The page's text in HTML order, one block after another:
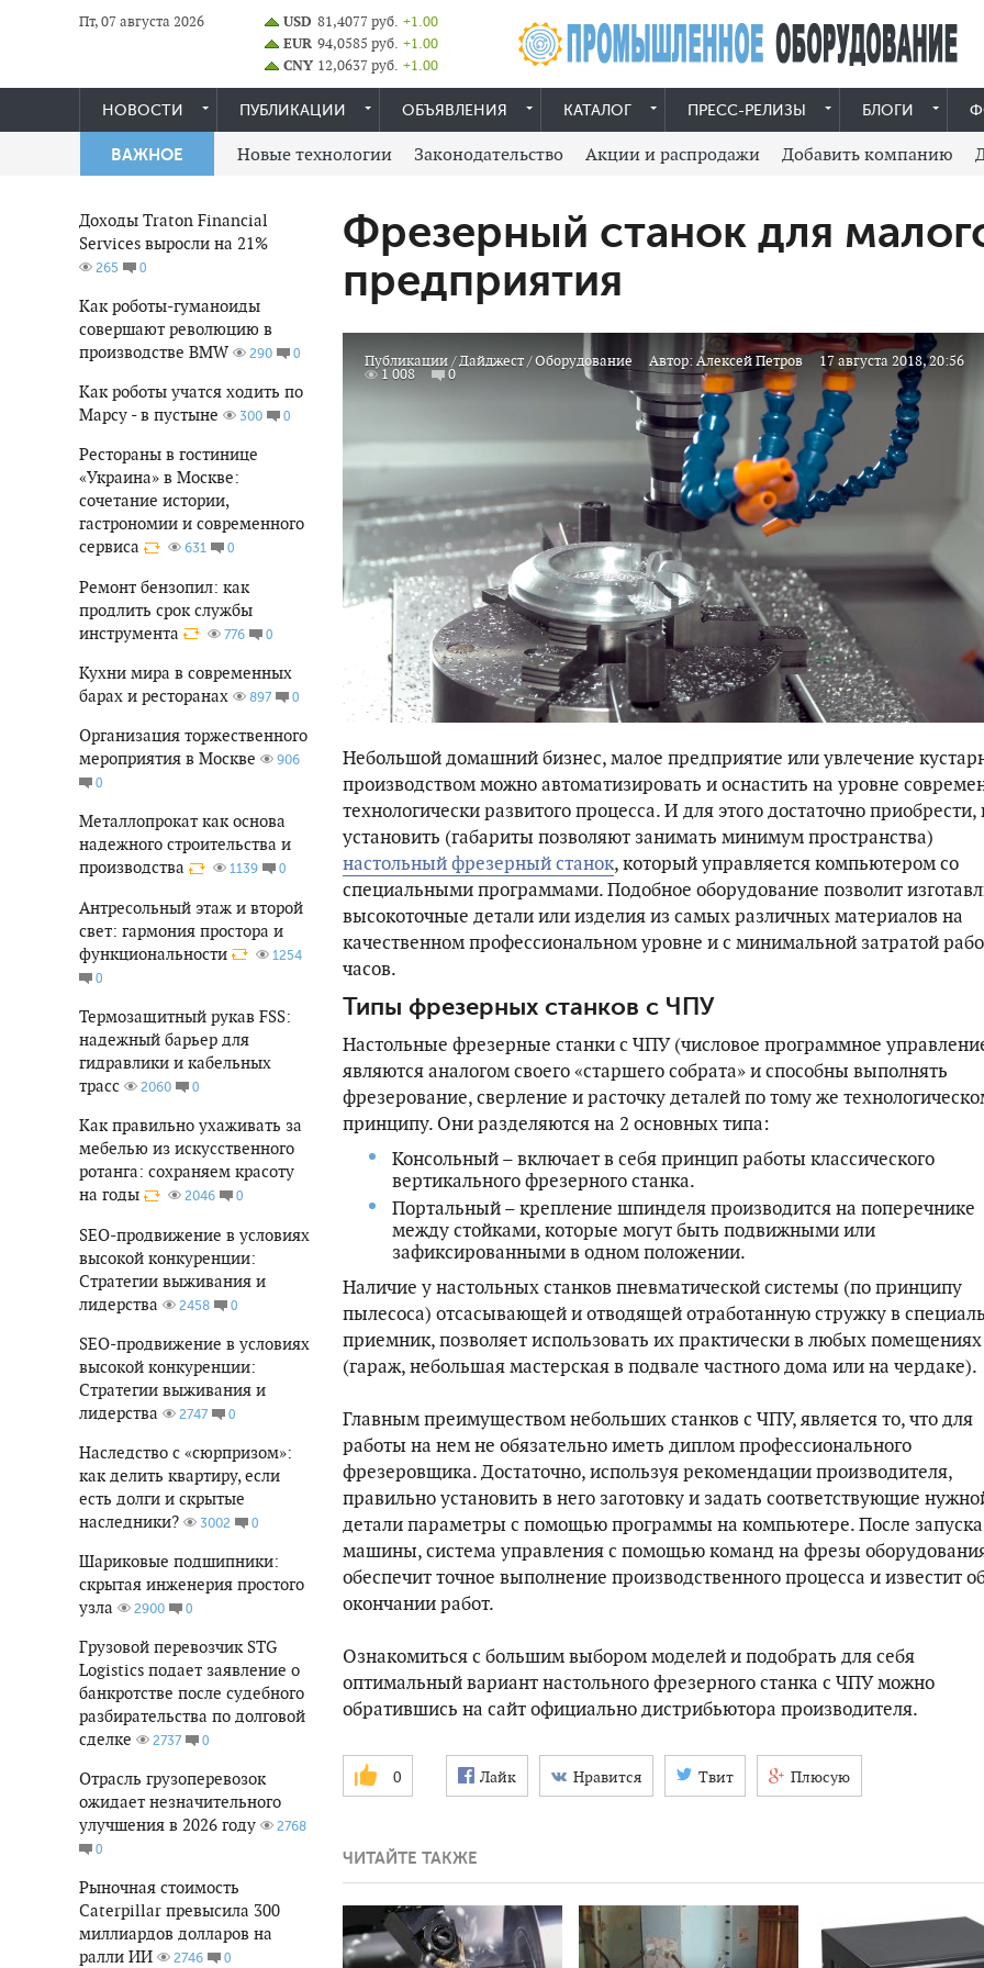
Пт, 07 августа 2026 USD 81,4077 руб. +1.00
EUR 94,0585 руб. +1.00
CNY 12,0637 руб. +1.00
НОВОСТИ ПУБЛИКАЦИИ ОБЪЯВЛЕНИЯ КАТАЛОГ ПРЕСС-РЕЛИЗЫ БЛОГИ
ВАЖНОЕ Новые технологии Законодательство Акции и распродажи Добавить компанию
Доходы Traton Financial
Services выросли на 21%
265 0
Как роботы-гуманоиды
совершают революцию в
производстве BMW
290 0
Как роботы учатся ходить по
Марсу - в пустыне
300 0
Рестораны в гостинице
«Украина» в Москве:
сочетание истории,
гастрономии и современного
сервиса
631 0
Ремонт бензопил: как
продлить срок службы
инструмента
776 0
Кухни мира в современных
барах и ресторанах
897 0
Организация торжественного
мероприятия в Москве
906
0
Металлопрокат как основа
надежного строительства и
производства
1139 0
Антресольный этаж и второй
свет: гармония простора и
функциональности
1254
0
Термозащитный рукав FSS:
надежный барьер для
гидравлики и кабельных
трасс
2060 0
Как правильно ухаживать за
мебелью из искусственного
ротанга: сохраняем красоту
на годы
2046 0
SEO-продвижение в условиях
высокой конкуренции:
Стратегии выживания и
лидерства
2458 0
SEO-продвижение в условиях
высокой конкуренции:
Стратегии выживания и
лидерства
2747 0
Наследство с «сюрпризом»:
как делить квартиру, если
есть долги и скрытые
наследники?
3002 0
Шариковые подшипники:
скрытая инженерия простого
узла
2900 0
Грузовой перевозчик STG
Logistics подает заявление о
банкротстве после судебного
разбирательства по долговой
сделке
2737 0
Отрасль грузоперевозок
ожидает незначительного
улучшения в 2026 году
2768
0
Рыночная стоимость
Caterpillar превысила 300
миллиардов долларов на
ралли ИИ
2746 0
Фрезерный станок для
предприятия
Публикации/Дайджест/Оборудование Автор:Алексей Петров 17 августа 2018, 20:56
1 008 0
Небольшой домашний бизнес, малое предприятие или увлечение
производством можно автоматизировать и оснастить на уровне
технологически развитого процесса. И для этого достаточно приобрести,
установить (габариты позволяют занимать минимум пространства)
настольный фрезерный станок, который управляется компьютером со
специальными программами. Подобное оборудование позволит
высокоточные детали или изделия из самых различных материалов на
качественном профессиональном уровне и с минимальной затратой
часов.
Типы фрезерных станков с ЧПУ
Настольные фрезерные станки с ЧПУ (числовое программное
являются аналогом своего «старшего собрата» и способны выполнять
фрезерование, сверление и расточку деталей по тому же
принципу. Они разделяются на 2 основных типа:
Консольный – включает в себя принцип работы классического
вертикального фрезерного станка.
Портальный – крепление шпинделя производится на поперечнике
между стойками, которые могут быть подвижными или
зафиксированными в одном положении.
Наличие у настольных станков пневматической системы (по принципу
пылесоса) отсасывающей и отводящей отработанную стружку в
приемник, позволяет использовать их практически в любых помещениях
(гараж, небольшая мастерская в подвале частного дома или на чердаке).
Главным преимуществом небольших станков с ЧПУ, является то, что для
работы на нем не обязательно иметь диплом профессионального
фрезеровщика. Достаточно, используя рекомендации производителя,
правильно установить в него заготовку и задать соответствующие
детали параметры с помощью программы на компьютере. После запуска
машины, система управления с помощью команд на фрезы
обеспечит точное выполнение производственного процесса и известит
окончании работ.
Ознакомиться с большим выбором моделей и подобрать для себя
оптимальный вариант настольного фрезерного станка с ЧПУ можно
обратившись на сайт официально дистрибьютора производителя.
0 Лайк Нравится Твит Плюсую
ЧИТАЙТЕ ТАКЖЕ